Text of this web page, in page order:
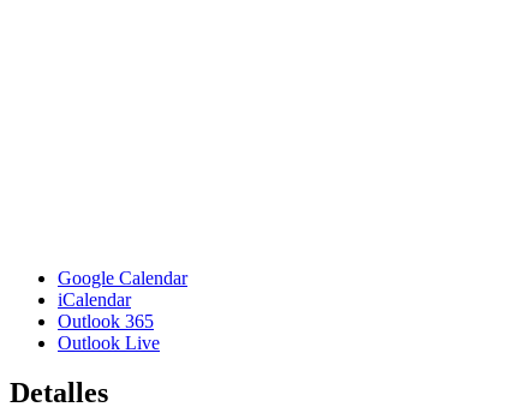
Google Calendar
iCalendar
Outlook 365
Outlook Live
Detalles